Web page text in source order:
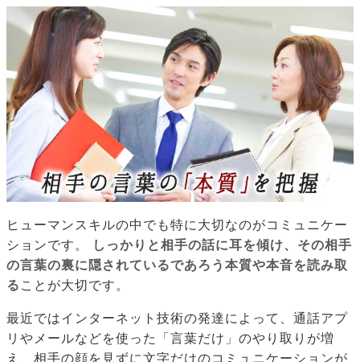
ヒューマンスキルの中でも特に大切なのがコミュニケー
ションです。
しっかりと相手の話に耳を傾け、その相手
の言葉の裏に隠されているであろう本質や本音を読み取
る ことが大切です。
最近ではインターネット技術の発達によって、通話アプ
リやメールなどを使った「言葉だけ」のやり取りが増
え、相手の顔を見ずに文字だけのコミュニケーションが